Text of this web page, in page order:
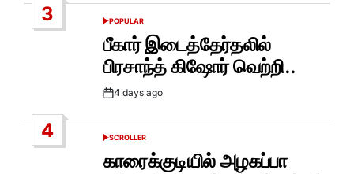
3
POSTED
IN
POPULAR
பீகார் இடைத்தேர்தலில்
பிரசாந்த் கிஷோர் வெற்றி..
Post4 days ago
4
POSTED
SCROLLER
காரைக்குடியில் அழகப்பா